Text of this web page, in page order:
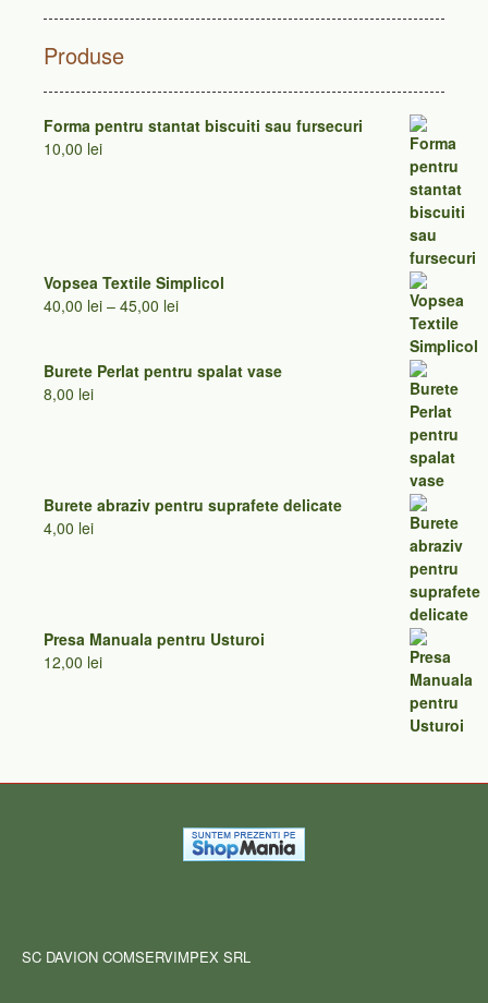
Produse
Forma pentru stantat biscuiti sau fursecuri
10,00 lei
Vopsea Textile Simplicol
40,00 lei – 45,00 leiInterval
40,00 lei
Burete Perlat pentru spalat vase
8,00 lei
Burete abraziv pentru suprafete delicate
4,00 lei
Presa Manuala pentru Usturoi
12,00 lei
SC DAVION COMSERVIMPEX SRL